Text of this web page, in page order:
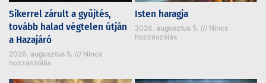
Sikerrel zárult a gyűjtés,
tovább halad végtelen útján
a Hazajáró
2026. augusztus 5.
Nincs
hozzászólás
Isten haragja
2026. augusztus 5.
Nincs
hozzászólás